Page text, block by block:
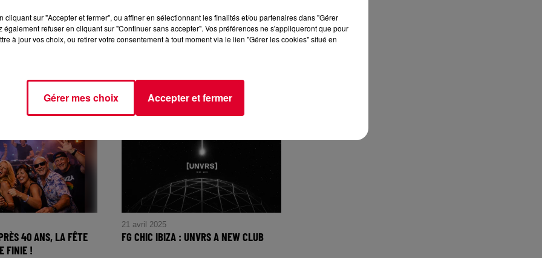
sur
40 ANS, LA FÊTE
FINIE !
21 avril 2025
FG CHIC IBIZA : UNVRS A NEW CLUB
cliquant sur "Accepter et fermer", ou affiner en sélectionnant les finalités et/ou partenaires dans "Gérer
également refuser en cliquant sur "Continuer sans accepter". Vos préférences ne s'appliqueront que pour
à jour vos choix, ou retirer votre consentement à tout moment via le lien "Gérer les cookies" situé en
Gérer mes choix Accepter et fermer